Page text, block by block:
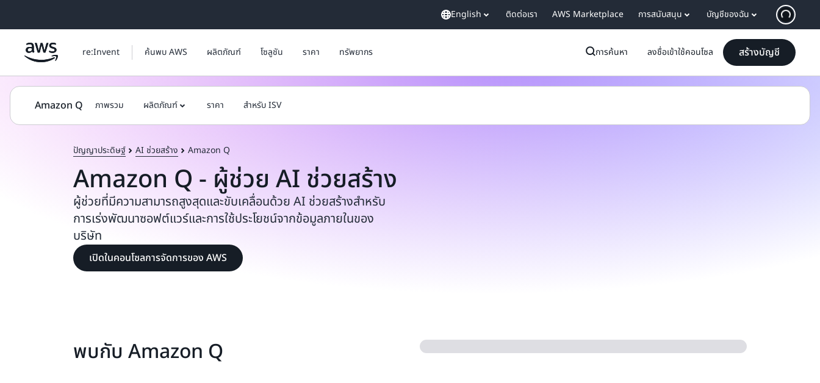
English ติดต่อเรา AWS Marketplace การสนับสนุน บัญชีของฉัน
re:Invent ค้นพบ AWS ผลิตภัณฑ์ โซลูชัน ราคา ทรัพยากร การค้นหา ลงชื่อเข้าใช้คอนโซล สร้างบัญชี
Amazon Q ภาพรวม ผลิตภัณฑ์ ราคา สำหรับ ISV
ปัญญาประดิษฐ์ AI ช่วยสร้าง Amazon Q
Amazon Q - ผู้ช่วย AI ช่วยสร้าง
ผู้ช่วยที่มีความสามารถสูงสุดและขับเคลื่อนด้วย AI ช่วยสร้างสำหรับ
การเร่งพัฒนาซอฟต์แวร์และการใช้ประโยชน์จากข้อมูลภายในของ
บริษัท
เปิดในคอนโซลการจัดการของ AWS
พบกับ Amazon Q